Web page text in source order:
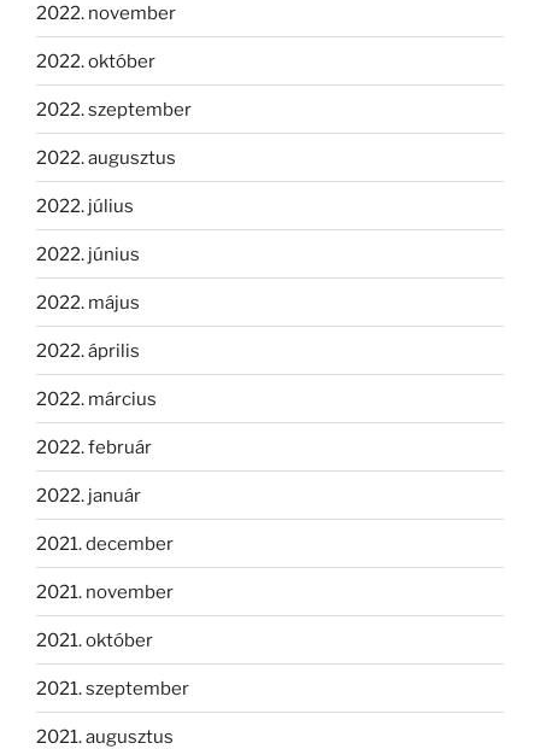
2022. november
2022. október
2022. szeptember
2022. augusztus
2022. július
2022. június
2022. május
2022. április
2022. március
2022. február
2022. január
2021. december
2021. november
2021. október
2021. szeptember
2021. augusztus